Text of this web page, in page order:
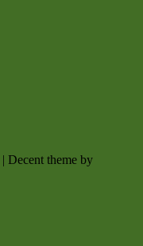
| Decent theme by